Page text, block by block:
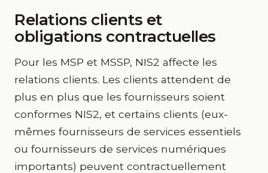
Relations clients et
obligations contractuelles
Pour les MSP et MSSP, NIS2 affecte les
relations clients. Les clients attendent de
plus en plus que les fournisseurs soient
conformes NIS2, et certains clients (eux-
mêmes fournisseurs de services essentiels
ou fournisseurs de services numériques
importants) peuvent contractuellement